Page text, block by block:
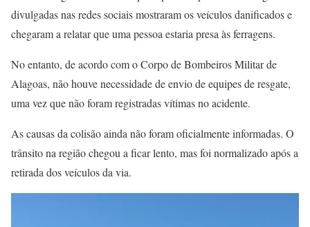
divulgadas nas redes sociais mostraram os veículos danificados e
chegaram a relatar que uma pessoa estaria presa às ferragens.
No entanto, de acordo com o Corpo de Bombeiros Militar de
Alagoas, não houve necessidade de envio de equipes de resgate,
uma vez que não foram registradas vítimas no acidente.
As causas da colisão ainda não foram oficialmente informadas. O
trânsito na região chegou a ficar lento, mas foi normalizado após a
retirada dos veículos da via.